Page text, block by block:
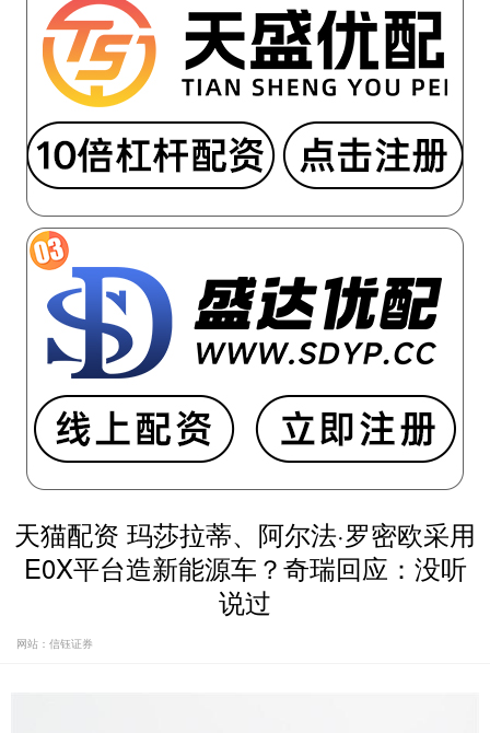
天猫配资 玛莎拉蒂、阿尔法·罗密欧采用
E0X平台造新能源车？奇瑞回应：没听
说过
网站：信钰证券